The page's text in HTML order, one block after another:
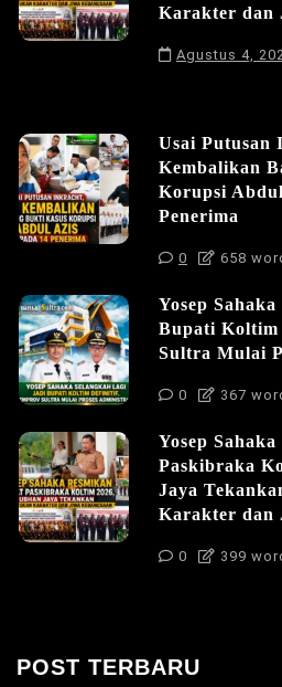
Karakter dan
Agustus 4,
Usai Putusan
Kembalikan
Korupsi
Penerima
0 658
Yosep
Bupati
Sultra Mulai
0 367
Yosep
Paskibraka
Jaya
Karakter dan
0 399
POST TERBARU